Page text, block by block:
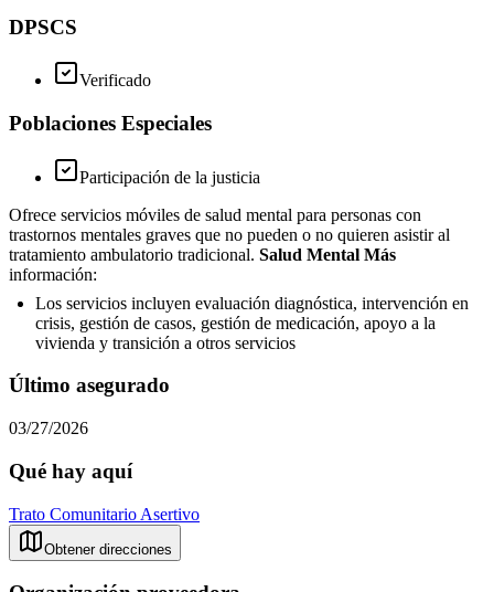
DPSCS
Verificado
Poblaciones Especiales
Participación de la justicia
Ofrece servicios móviles de salud mental para personas con
trastornos mentales graves que no pueden o no quieren asistir al
tratamiento ambulatorio tradicional. Salud Mental Más
información:
Los servicios incluyen evaluación diagnóstica, intervención en
crisis, gestión de casos, gestión de medicación, apoyo a la
vivienda y transición a otros servicios
Último asegurado
03/27/2026
Qué hay aquí
Trato Comunitario Asertivo
Obtener direcciones